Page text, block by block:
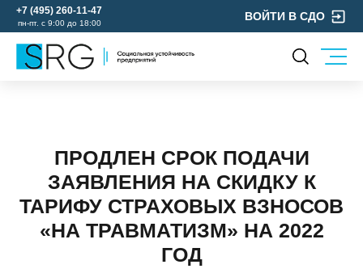
+7 (495) 260-11-47
пн-пт. с 9:00 до 18:00
ВОЙТИ В СДО
Пресс-центр
Реквизиты
УЧЕБНЫЙ ЦЕНТР
ЭКОЛОГИЯ
ПРОДЛЕН СРОК ПОДАЧИ
ЗАЯВЛЕНИЯ НА СКИДКУ К
ТАРИФУ СТРАХОВЫХ ВЗНОСОВ
«НА ТРАВМАТИЗМ» НА 2022
ГОД